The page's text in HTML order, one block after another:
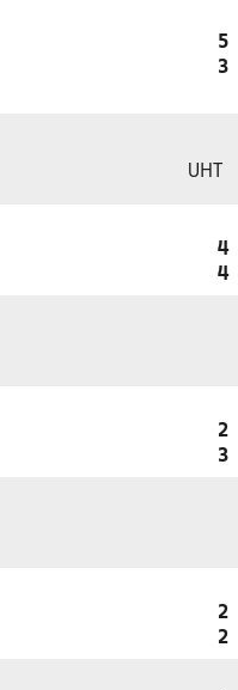
5
3
UHT
4
4
2
3
2
2